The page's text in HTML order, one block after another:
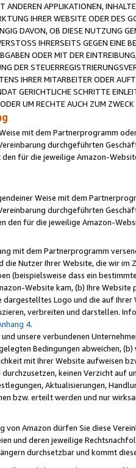
ANDEREN APPLIKATIONEN,
IHRER WEBSITE ODER DES
DAVON, OB DIESE NUTZUNG
IHRERSEITS GEGEN EINE
ODER MIT DER
DER
IHRER MITARBEITER ODER
GERICHTLICHE SCHRITTE
UM RECHTE AUCH ZUM
mit dem Partnerprogramm
durchgeführten
für die jeweilige Amazon-
Weise mit dem
durchgeführten
den für die jeweilige Amazon-
mit dem Partnerprogramm
Nutzer Ihrer Website, die wir
(beispielsweise dass ein
Website kam, (b) Ihre
dargestelltes Logo und die auf
verbreiten und darstellen.
4.
unsere verbundenen
Bedingungen abweichen,
mit Ihrer Website aufweisen
keinen Verzicht auf
Aktualisierungen,
bzw. erteilt werden und nur
Amazon dürfen Sie diese
und deren jeweilige
durchsetzbar und kommt